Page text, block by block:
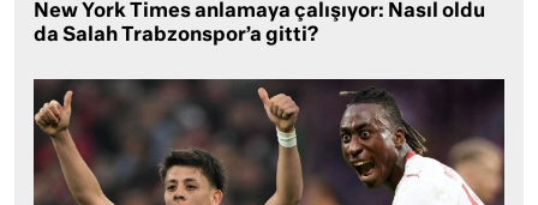
New York Times anlamaya çalışıyor: Nasıl oldu
da Salah Trabzonspor’a gitti?